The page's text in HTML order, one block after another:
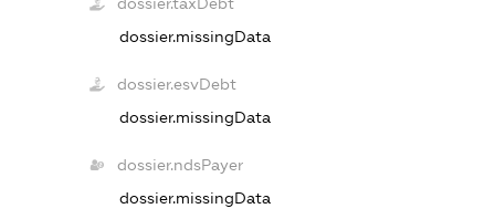
dossier.missingData
dossier.esvDebt
dossier.missingData
dossier.ndsPayer
dossier.missingData